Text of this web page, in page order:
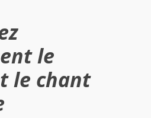
le
le chant